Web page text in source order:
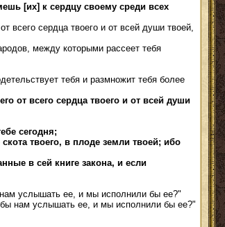
[их] к сердцу своему среди всех
всего сердца твоего и от всей души твоей,
между которыми рассеет тебя
тебя и размножит тебя более
от всего сердца твоего и от всей души
сегодня;
твоего, в плоде земли твоей; ибо
в сей книге закона, и если
услышать ее, и мы исполнили бы ее?"
нам услышать ее, и мы исполнили бы ее?"